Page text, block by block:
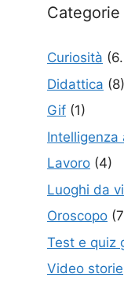
Categorie
Curiosità
Didattica (8)
Gif (1)
Intelligenza
Lavoro (4)
Luoghi da
Oroscopo
Test e quiz
Video storie